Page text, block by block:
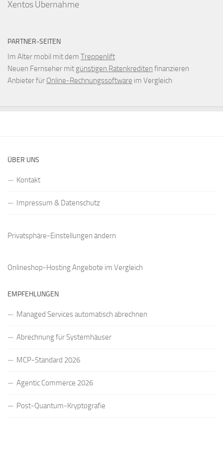
XentosÜbernahme
PARTNER-SEITEN
Im Alter mobil mit dem Treppenlift
Neuen Fernseher mit günstigen Ratenkrediten finanzieren
Anbieter für Online-Rechnungssoftware im Vergleich
ÜBER UNS
Kontakt
Impressum & Datenschutz
Privatsphäre-Einstellungen ändern
Onlineshop-Hosting Angebote im Vergleich
EMPFEHLUNGEN
Managed Services automatisch abrechnen
Abrechnung für Systemhäuser
MCP-Standard 2026
Agentic Commerce 2026
Post-Quantum-Kryptografie